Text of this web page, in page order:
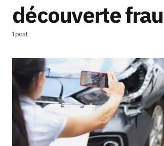
découverte
1 post